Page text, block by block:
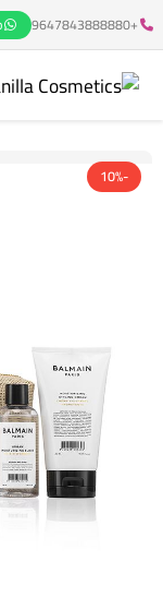
+9647843888880
-10%